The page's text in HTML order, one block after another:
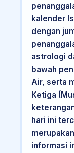
kalender
dengan
astrologi
bawah
Air, serta
Ketiga
hari ini
informasi